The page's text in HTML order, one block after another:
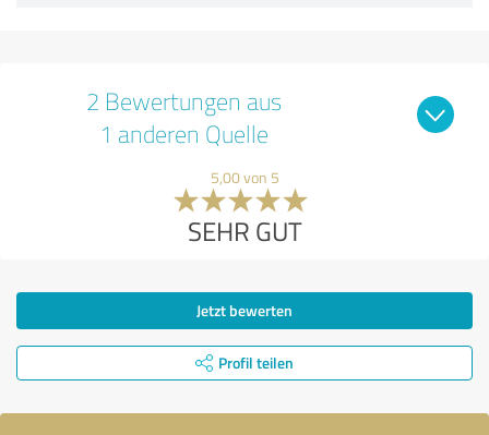
2 Bewertungen aus
1 anderen Quelle
5,00 von 5
SEHR GUT
Jetzt bewerten
Profil teilen